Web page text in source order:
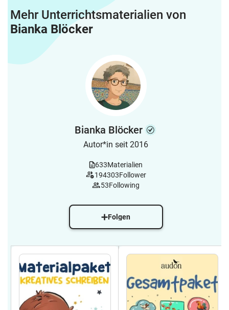
Mehr Unterrichtsmaterialien von
Bianka Blöcker
Bianka Blöcker
Autor*in seit 2016
633Materialien
194303Follower
53Following
Folgen